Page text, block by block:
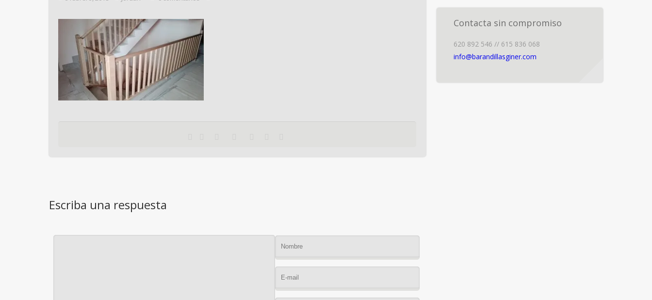
Escriba una respuesta
Contacta sin compromiso
620 892 546 // 615 836 068
info@barandillasginer.com